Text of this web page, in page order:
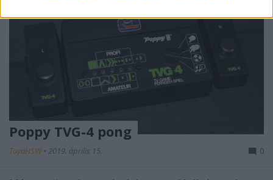
Poppy TVG-4 pong
ToyaHSW • 2019. április 15. 0